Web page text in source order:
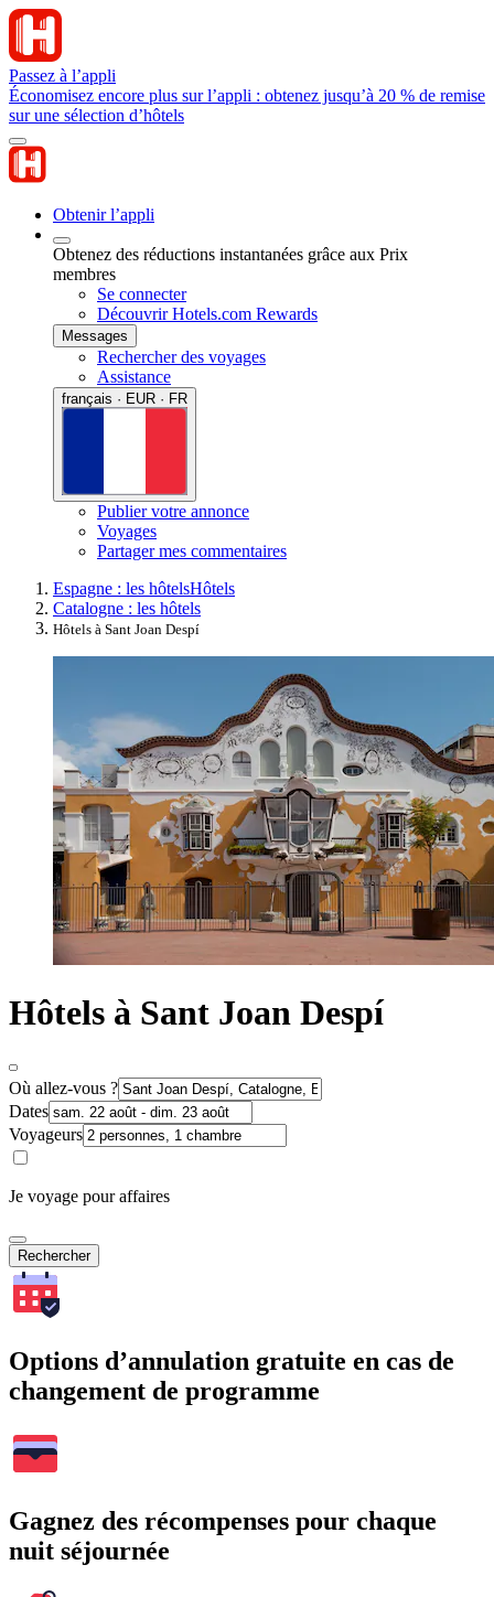
Passez à l’appli
Économisez encore plus sur l’appli : obtenez jusqu’à 20 % de remise
sur une sélection d’hôtels
Obtenir l’appli
Obtenez des réductions instantanées grâce aux Prix
membres
Se connecter
Découvrir Hotels.com Rewards
Messages
Rechercher des voyages
Assistance
français · EUR · FR
Publier votre annonce
Voyages
Partager mes commentaires
Espagne : les hôtelsHôtels
Catalogne : les hôtels
Hôtels à Sant Joan Despí
Hôtels à Sant Joan Despí
Où allez-vous ?
Dates
Voyageurs
Je voyage pour affaires
Rechercher
Options d’annulation gratuite en cas de
changement de programme
Gagnez des récompenses pour chaque
nuit séjournée